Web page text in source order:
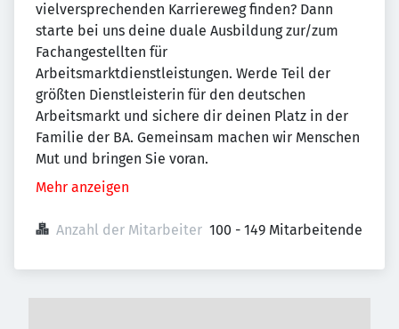
vielversprechenden Karriereweg finden? Dann
starte bei uns deine duale Ausbildung zur/zum
Fachangestellten für
Arbeitsmarktdienstleistungen. Werde Teil der
größten Dienstleisterin für den deutschen
Arbeitsmarkt und sichere dir deinen Platz in der
Familie der BA. Gemeinsam machen wir Menschen
Mut und bringen Sie voran.
Mehr anzeigen
Anzahl der Mitarbeiter 100 - 149 Mitarbeitende